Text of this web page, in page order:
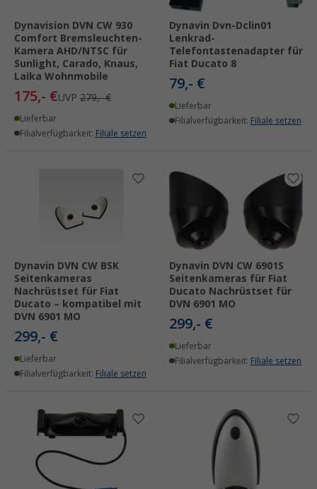
Dynavision DVN CW 930
Comfort Bremsleuchten-
Kamera AHD/NTSC für
Sunlight, Carado, Knaus,
Laika Wohnmobile
175,- €UVP 279,- €
Lieferbar
Filialverfügbarkeit: Filiale setzen
Dynavin Dvn-Dclin01
Lenkrad-
Telefontastenadapter für
Fiat Ducato 8
79,- €
Lieferbar
Filialverfügbarkeit: Filiale setzen
Dynavin DVN CW BSK
Seitenkameras
Nachrüstset für Fiat
Ducato – kompatibel mit
DVN 6901 MO
299,- €
Lieferbar
Filialverfügbarkeit: Filiale setzen
Dynavin DVN CW 6901S
Seitenkameras für Fiat
Ducato Nachrüstset für
DVN 6901 MO
299,- €
Lieferbar
Filialverfügbarkeit: Filiale setzen